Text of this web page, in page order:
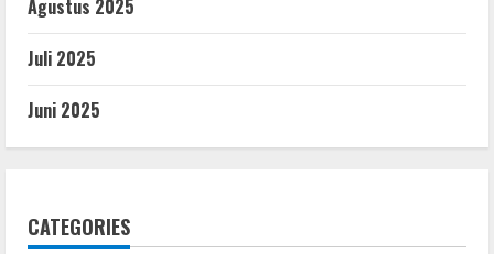
Agustus 2025
Juli 2025
Juni 2025
CATEGORIES